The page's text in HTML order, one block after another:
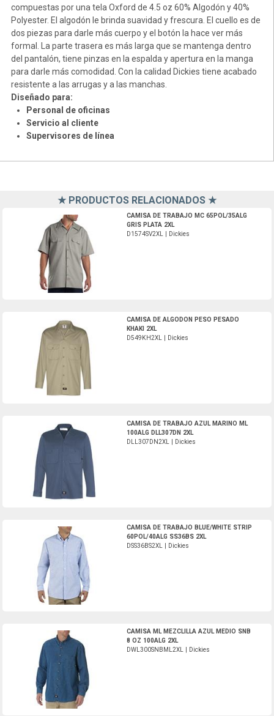
compuestas por una tela Oxford de 4.5 oz 60% Algodón y 40%
Polyester. El algodón le brinda suavidad y frescura. El cuello es de
dos piezas para darle más cuerpo y el botón la hace ver más
formal. La parte trasera es más larga que se mantenga dentro
del pantalón, tiene pinzas en la espalda y apertura en la manga
para darle más comodidad. Con la calidad Dickies tiene acabado
resistente a las arrugas y a las manchas.
Diseñado para:
Personal de oficinas
Servicio al cliente
Supervisores de línea
★ PRODUCTOS RELACIONADOS ★
CAMISA DE TRABAJO MC 65POL/35ALG
GRIS PLATA 2XL
D1574SV2XL | Dickies
CAMISA DE ALGODON PESO PESADO
KHAKI 2XL
D549KH2XL | Dickies
CAMISA DE TRABAJO AZUL MARINO ML
100ALG DLL307DN 2XL
DLL307DN2XL | Dickies
CAMISA DE TRABAJO BLUE/WHITE STRIP
60POL/40ALG SS36BS 2XL
DSS36BS2XL | Dickies
CAMISA ML MEZCLILLA AZUL MEDIO SNB
8 OZ 100ALG 2XL
DWL300SNBML2XL | Dickies